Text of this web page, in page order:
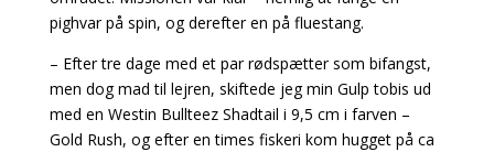
pighvar på spin, og derefter en på fluestang.
– Efter tre dage med et par rødspætter som bifangst,
men dog mad til lejren, skiftede jeg min Gulp tobis ud
med en Westin Bullteez Shadtail i 9,5 cm i farven –
Gold Rush, og efter en times fiskeri kom hugget på ca